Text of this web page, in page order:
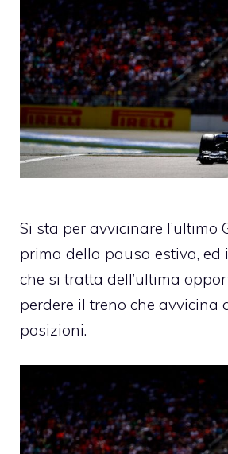
Si sta per avvicinare l’ultimo
prima della pausa estiva, ed
che si tratta dell’ultima
perdere il treno che avvicina
posizioni.